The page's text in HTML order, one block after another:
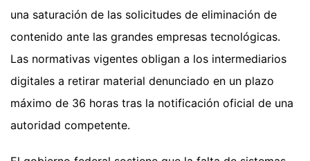
una saturación de las solicitudes de eliminación de
contenido ante las grandes empresas tecnológicas.
Las normativas vigentes obligan a los intermediarios
digitales a retirar material denunciado en un plazo
máximo de 36 horas tras la notificación oficial de una
autoridad competente.